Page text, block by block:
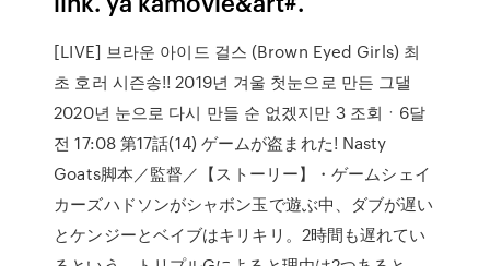
[LIVE] 브라운 아이드 걸스 (Brown Eyed Girls) 최
초 호러 시즌송!! 2019년 겨울 첫눈으로 만든 그댈
2020년 눈으로 다시 만들 순 없겠지만 3 조회ㆍ6달
전 17:08 第17話(14) ゲームが盗まれた! Nasty
Goats脚本／監督／【ストーリー】・ゲームシェイ
カーズハドソンがシャボン玉で遊ぶ中、ダブが遅い
とケンジーとベイブはキリキリ。2時間も遅れてい